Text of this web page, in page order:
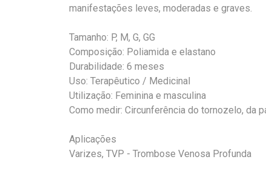
manifestações leves, moderadas e graves.
Tamanho: P, M, G, GG
Composição: Poliamida e elastano
Durabilidade: 6 meses
Uso: Terapêutico / Medicinal
Utilização: Feminina e masculina
Como medir: Circunferência do tornozelo, da
Aplicações
Varizes, TVP - Trombose Venosa Profunda